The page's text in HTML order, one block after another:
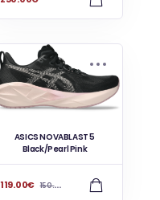
ASICS NOVABLAST 5
Black/Pearl Pink
119.00€ 150.00